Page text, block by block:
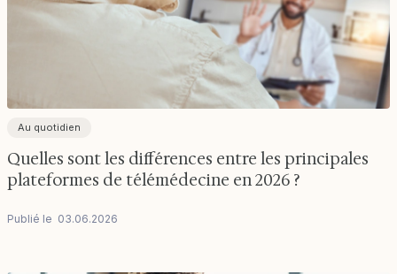
Au quotidien
Quelles sont les différences entre les principales
plateformes de télémédecine en 2026 ?
Publié le 03.06.2026